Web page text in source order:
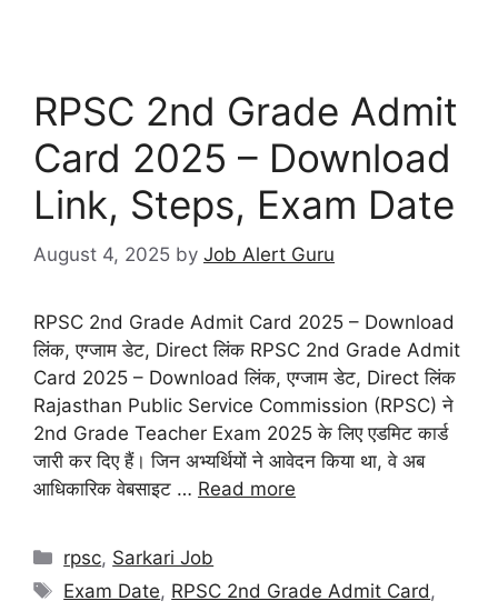
RPSC 2nd Grade Admit
Card 2025 – Download
Link, Steps, Exam Date
August 4, 2025 by Job Alert Guru
RPSC 2nd Grade Admit Card 2025 – Download
लिंक, एग्जाम डेट, Direct लिंक RPSC 2nd Grade Admit
Card 2025 – Download लिंक, एग्जाम डेट, Direct लिंक
Rajasthan Public Service Commission (RPSC) ने
2nd Grade Teacher Exam 2025 के लिए एडमिट कार्ड
जारी कर दिए हैं। जिन अभ्यर्थियों ने आवेदन किया था, वे अब
आधिकारिक वेबसाइट … Read more
rpsc, Sarkari Job
Exam Date, RPSC 2nd Grade Admit Card ,